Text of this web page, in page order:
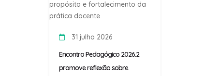
31 julho 2026
Encontro Pedagógico 2026.2
promove reflexão sobre